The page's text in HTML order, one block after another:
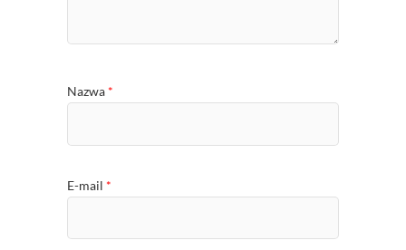
Nazwa *
E-mail *